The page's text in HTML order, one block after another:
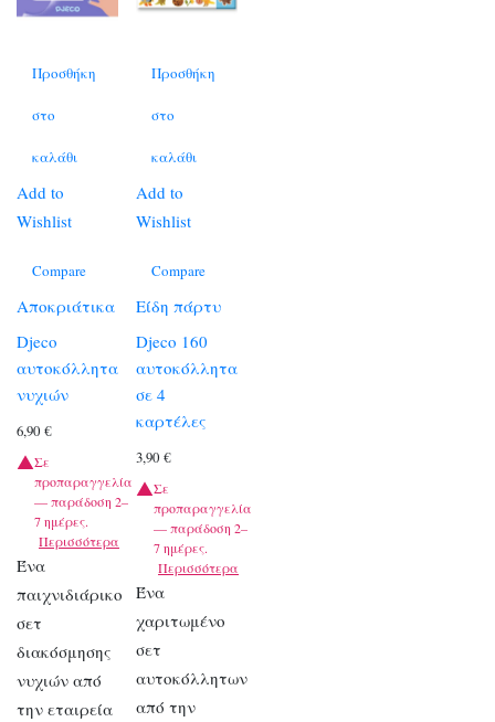
Προσθήκη
στο
καλάθι
Add to
Wishlist
Compare
Αποκριάτικα
Djeco
αυτοκόλλητα
νυχιών
6,90 €
Σε
προπαραγγελία
— παράδοση 2–
7 ημέρες.
Περισσότερα
Ένα
παιχνιδιάρικο
σετ
διακόσμησης
νυχιών από
την εταιρεία
Προσθήκη
στο
καλάθι
Add to
Wishlist
Compare
Είδη πάρτυ
Djeco 160
αυτοκόλλητα
σε 4
καρτέλες
3,90€
Σε
προπαραγγελία
— παράδοση 2–
7 ημέρες.
Περισσότερα
Ένα
χαριτωμένο
σετ
αυτοκόλλητων
από την